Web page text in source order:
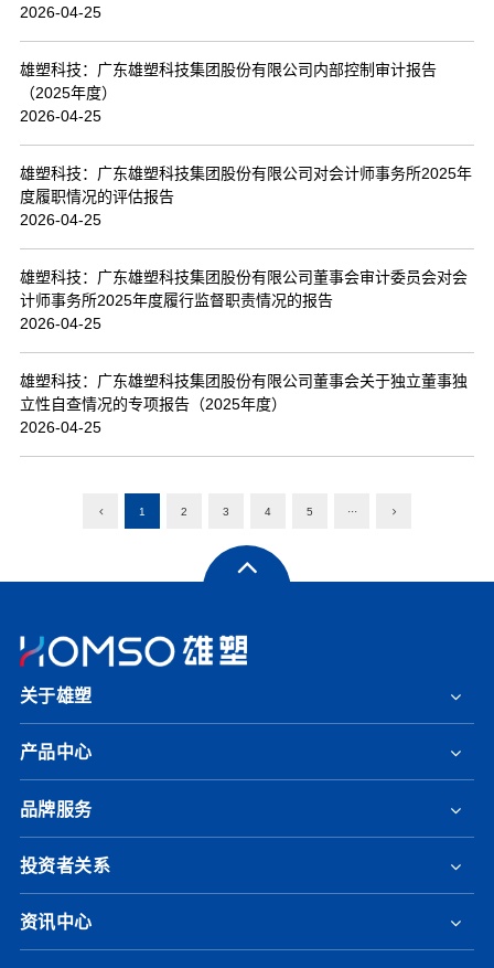
2026-04-25
雄塑科技：广东雄塑科技集团股份有限公司内部控制审计报告
（2025年度）
2026-04-25
雄塑科技：广东雄塑科技集团股份有限公司对会计师事务所2025年
度履职情况的评估报告
2026-04-25
雄塑科技：广东雄塑科技集团股份有限公司董事会审计委员会对会
计师事务所2025年度履行监督职责情况的报告
2026-04-25
雄塑科技：广东雄塑科技集团股份有限公司董事会关于独立董事独
立性自查情况的专项报告（2025年度）
2026-04-25
1 2 3 4 5 ···
关于雄塑
产品中心
品牌服务
投资者关系
资讯中心